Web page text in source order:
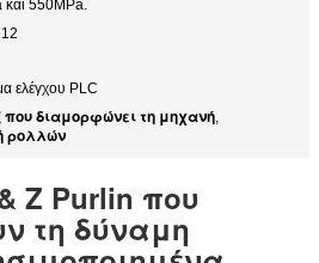
550MPa.
ελέγχου PLC
που διαμορφώνει τη μηχανή,
ρολλών
Ζ Purlin που
τη δύναμη